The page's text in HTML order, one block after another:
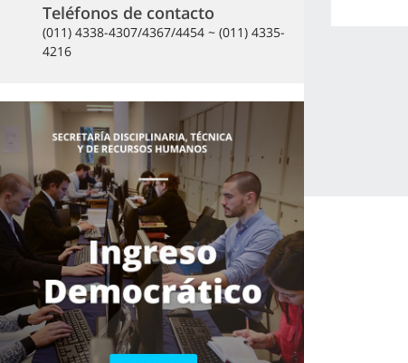
Teléfonos de contacto
(011) 4338-4307/4367/4454 ~ (011) 4335-
4216